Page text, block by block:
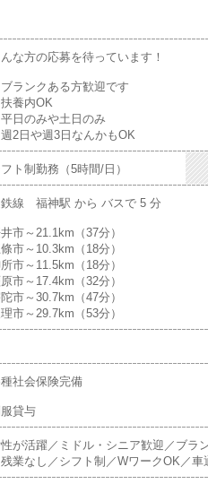
な方の応募を待っています！
ブランクある方歓迎です
扶養内OK
平日のみや土日のみ
週2日や週3日なんかもOK
ト制勤務（5時間/日）
線 福神駅 から バスで 5 分
市～21.1km（37分）
市～10.3km（18分）
市～11.5km（18分）
市～17.4km（32分）
市～30.7km（47分）
市～29.7km（53分）
社会保険完備
貸与
が活躍／ミドル・シニア歓迎／ブラ
残業なし／シフト制／WワークOK／